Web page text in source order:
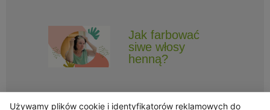
Jak farbować
siwe włosy
henną?
Używamy plików cookie i identyfikatorów reklamowych do